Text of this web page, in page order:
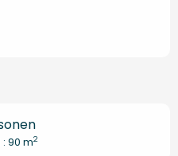
90 m2